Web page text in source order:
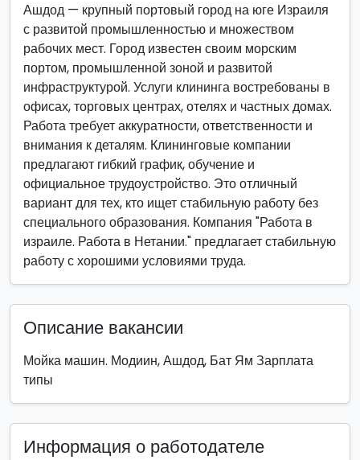
Ашдод — крупный портовый город на юге Израиля
с развитой промышленностью и множеством
рабочих мест. Город известен своим морским
портом, промышленной зоной и развитой
инфраструктурой. Услуги клининга востребованы в
офисах, торговых центрах, отелях и частных домах.
Работа требует аккуратности, ответственности и
внимания к деталям. Клининговые компании
предлагают гибкий график, обучение и
официальное трудоустройство. Это отличный
вариант для тех, кто ищет стабильную работу без
специального образования. Компания "Работа в
израиле. Работа в Нетании." предлагает стабильную
работу с хорошими условиями труда.
Описание вакансии
Мойка машин. Модиин, Ашдод, Бат Ям Зарплата
типы
Информация о работодателе